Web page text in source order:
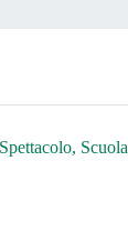
Scuola